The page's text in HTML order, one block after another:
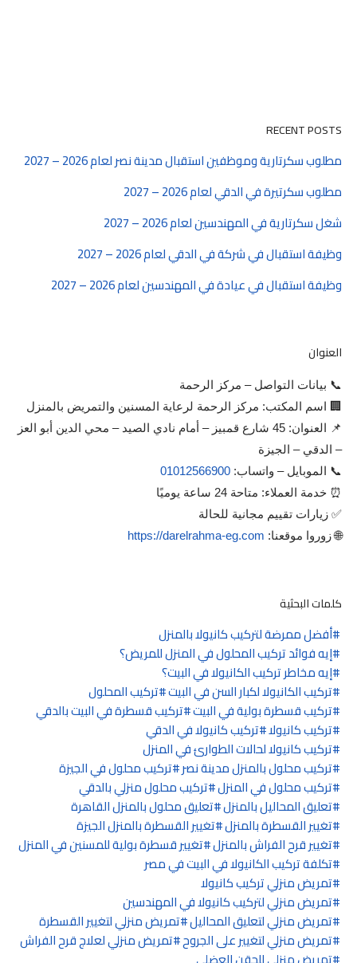
RECENT POSTS
مطلوب سكرتارية وموظفين استقبال مدينة نصر لعام 2026 – 2027
مطلوب سكرتيرة في الدقي لعام 2026 – 2027
شغل سكرتارية في المهندسين لعام 2026 – 2027
وظيفة استقبال في شركة في الدقي لعام 2026 – 2027
وظيفة استقبال في عيادة في المهندسين لعام 2026 – 2027
العنوان
📞 بيانات التواصل – مركز الرحمة
🏢 اسم المكتب: مركز الرحمة لرعاية المسنين والتمريض بالمنزل
📌 العنوان: 45 شارع قمبيز – أمام نادي الصيد – محي الدين أبو العز
– الدقي – الجيزة
📞 الموبايل – واتساب: 01012566900
⏰ خدمة العملاء: متاحة 24 ساعة يوميًا
✅ زيارات تقييم مجانية للحالة
🌐 زوروا موقعنا: https://darelrahma-eg.com
كلمات البحثية
أفضل ممرضة لتركيب كانيولا بالمنزل
إيه فوائد تركيب المحلول في المنزل للمريض؟
إيه مخاطر تركيب الكانيولا في البيت؟
تركيب الكانيولا لكبار السن في البيت تركيب المحلول
تركيب قسطرة بولية في البيت تركيب قسطرة في البيت بالدقي
تركيب كانيولا تركيب كانيولا في الدقي
تركيب كانيولا لحالات الطوارئ في المنزل
تركيب محلول بالمنزل مدينة نصر تركيب محلول في الجيزة
تركيب محلول في المنزل تركيب محلول منزلي بالدقي
تعليق المحاليل بالمنزل تعليق محلول بالمنزل القاهرة
تغيير القسطرة بالمنزل تغيير القسطرة بالمنزل الجيزة
تغيير قرح الفراش بالمنزل تغيير قسطرة بولية للمسنين في المنزل
تكلفة تركيب الكانيولا في البيت في مصر
تمريض منزلي تركيب كانيولا
تمريض منزلي لتركيب كانيولا في المهندسين
تمريض منزلي لتعليق المحاليل تمريض منزلي لتغيير القسطرة
تمريض منزلي لتغيير على الجروح تمريض منزلي لعلاج قرح الفراش